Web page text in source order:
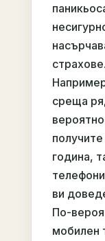
страхове.
среща
година,
ви
По-
мобилен